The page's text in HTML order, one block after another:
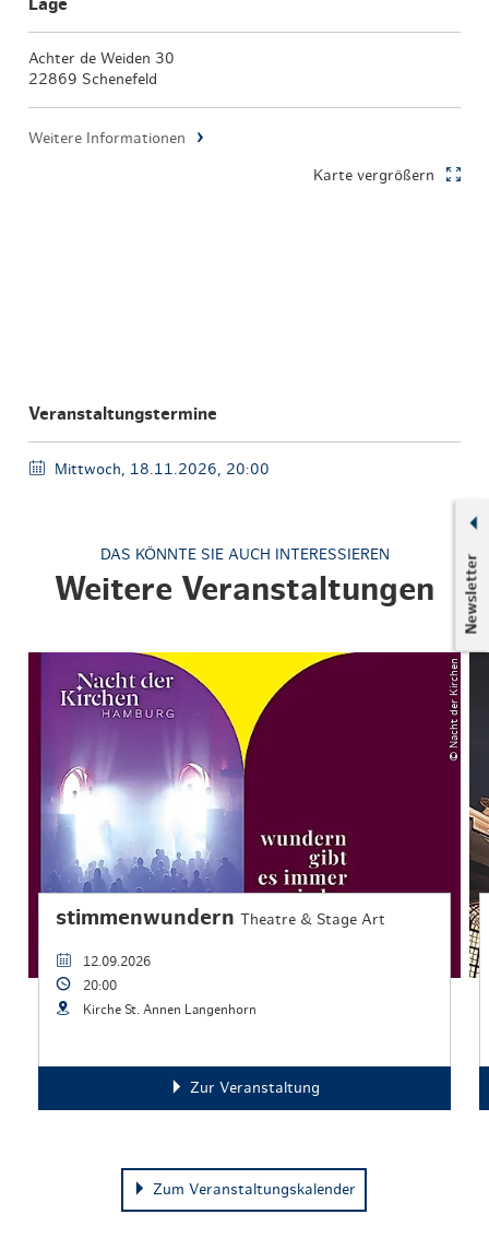
Newsletter
Lage
Achter de Weiden 30
22869 Schenefeld
Weitere Informationen
Karte vergrößern
Veranstaltungstermine
Mittwoch, 18.11.2026, 20:00
DAS KÖNNTE SIE AUCH INTERESSIEREN
Weitere Veranstaltungen
© Nacht der Kirchen
stimmenwundernTheatre & Stage Art
12.09.2026
20:00
Kirche St. Annen Langenhorn
Zur Veranstaltung
Zum Veranstaltungskalender